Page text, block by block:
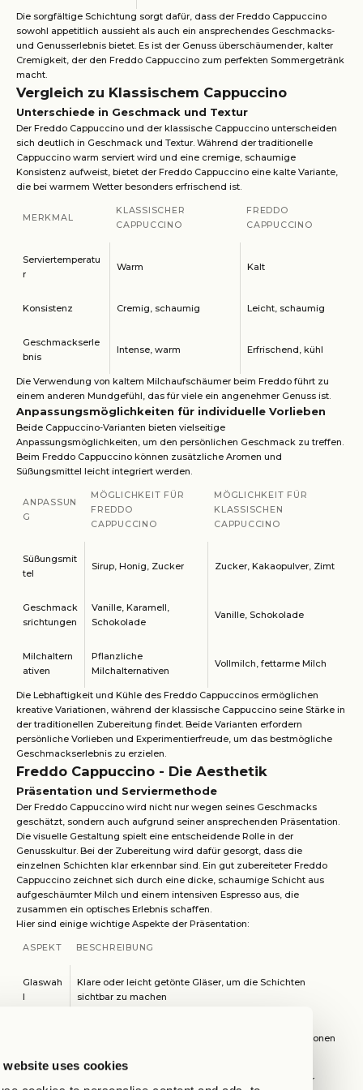
website uses cookies
Die sorgfältige Schichtung sorgt dafür, dass der Freddo Cappuccino
sowohl appetitlich aussieht als auch ein ansprechendes Geschmacks-
und Genusserlebnis bietet. Es ist der Genuss überschäumender, kalter
Cremigkeit, der den Freddo Cappuccino zum perfekten Sommergetränk
macht.
Vergleich zu Klassischem Cappuccino
Unterschiede in Geschmack und Textur
Der Freddo Cappuccino und der klassische Cappuccino unterscheiden
sich deutlich in Geschmack und Textur. Während der traditionelle
Cappuccino warm serviert wird und eine cremige, schaumige
Konsistenz aufweist, bietet der Freddo Cappuccino eine kalte Variante,
die bei warmem Wetter besonders erfrischend ist.
MERKMAL
KLASSISCHER
CAPPUCCINO
FREDDO
CAPPUCCINO
Serviertemperatu
r
Warm Kalt
Konsistenz Cremig, schaumig Leicht, schaumig
Geschmackserle
bnis
Intense, warm Erfrischend, kühl
Die Verwendung von kaltem Milchaufschäumer beim Freddo führt zu
einem anderen Mundgefühl, das für viele ein angenehmer Genuss ist.
Anpassungsmöglichkeiten für individuelle Vorlieben
Beide Cappuccino-Varianten bieten vielseitige
Anpassungsmöglichkeiten, um den persönlichen Geschmack zu treffen.
Beim Freddo Cappuccino können zusätzliche Aromen und
Süßungsmittel leicht integriert werden.
ANPASSUN
G
MÖGLICHKEIT FÜR
FREDDO
CAPPUCCINO
MÖGLICHKEIT FÜR
KLASSISCHEN
CAPPUCCINO
Süßungsmit
tel
Sirup, Honig, Zucker Zucker, Kakaopulver, Zimt
Geschmack
srichtungen
Vanille, Karamell,
Schokolade
Vanille, Schokolade
Milchaltern
ativen
Pflanzliche
Milchalternativen
Vollmilch, fettarme Milch
Die Lebhaftigkeit und Kühle des Freddo Cappuccinos ermöglichen
kreative Variationen, während der klassische Cappuccino seine Stärke in
der traditionellen Zubereitung findet. Beide Varianten erfordern
persönliche Vorlieben und Experimentierfreude, um das bestmögliche
Geschmackserlebnis zu erzielen.
Freddo Cappuccino - Die Aesthetik
Präsentation und Serviermethode
Der Freddo Cappuccino wird nicht nur wegen seines Geschmacks
geschätzt, sondern auch aufgrund seiner ansprechenden Präsentation.
Die visuelle Gestaltung spielt eine entscheidende Rolle in der
Genusskultur. Bei der Zubereitung wird dafür gesorgt, dass die
einzelnen Schichten klar erkennbar sind. Ein gut zubereiteter Freddo
Cappuccino zeichnet sich durch eine dicke, schaumige Schicht aus
aufgeschäumter Milch und einem intensiven Espresso aus, die
zusammen ein optisches Erlebnis schaffen.
Hier sind einige wichtige Aspekte der Präsentation:
ASPEKT BESCHREIBUNG
Glaswah
l
Klare oder leicht getönte Gläser, um die Schichten
sichtbar zu machen
Serviert in kühlenden Gläsern, um die Frische zu betonen
Optional: Kakaopulver oder Zimt zum Bestäuben der